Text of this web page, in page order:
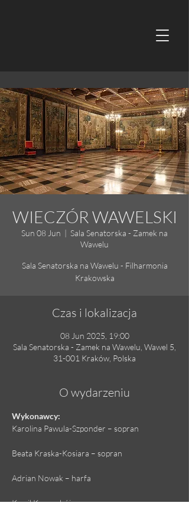
WIECZÓR WAWELSKI
Sun 08 Jun
  |
Sala Senatorska - Zamek na
Wawelu
Sala Senatorska na Wawelu - Filharmonia
Krakowska
Czas i lokalizacja
08 Jun 2025, 19:00
Sala Senatorska - Zamek na Wawelu, Wawel 5,
31-001 Kraków, Polska
O wydarzeniu
Wykonawcy:
Karolina Pawula-Szponder – sopran
Beata Kraska-Kosiara – sopran
Adrian Nowak – harfa
Kamil Kuc – obój